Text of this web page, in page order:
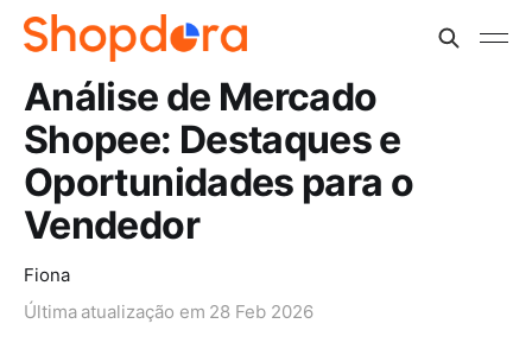
Análise de Mercado
Shopee: Destaques e
Oportunidades para o
Vendedor
Fiona
Última atualização em 28 Feb 2026